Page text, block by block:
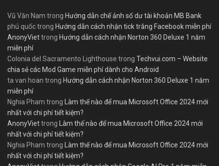
Vũ Văn Nam trong Hướng dẫn chế ảnh số dư tài khoản MB Bank
phú quốctrong Hướng dẫn cách nhận tick trắng Facebook miễn phí
AnonyViettrong Hướng dẫn cách nhận Norton 360 Deluxe 1 năm
miễn phí
Colonia del Sacramento Lighthouse trong Techvui.com – Website
chia sẻ các Mod Game miễn phí dành cho Android
ta van hoan trong Hướng dẫn cách nhận Norton 360 Deluxe 1 năm
miễn phí
Nghia Pham trong Làm thế nào để mua Microsoft Office 2024 mới
nhất với chi phí tiết kiệm?
AnonyViettrong Làm thế nào để mua Microsoft Office 2024 mới
nhất với chi phí tiết kiệm?
Nghia Pham trong Làm thế nào để mua Microsoft Office 2024 mới
nhất với chi phí tiết kiệm?